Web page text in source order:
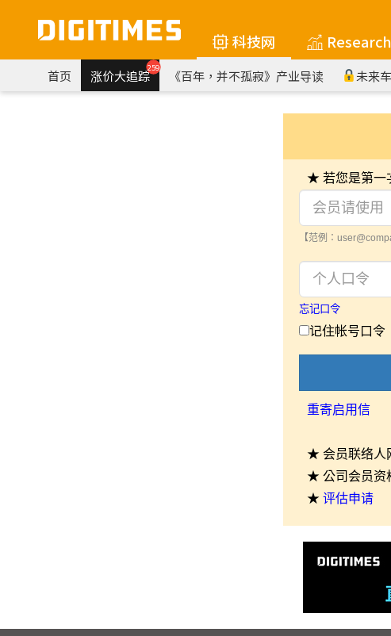
科技网 Research
首页 涨价大追踪259 《百年，并不孤寂》产业导读 未来
★ 若您是第一
【范例：
忘记口令
记住帐号口令
重寄启用信
★ 会员联络人
★ 公司会员资
★ 评估申请